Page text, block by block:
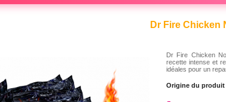
Dr Fire Chicken
Dr Fire Chicken
recette intense et
idéales pour un
Origine du